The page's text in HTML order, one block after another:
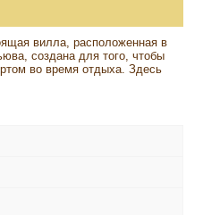
вилла, расположенная в
создана для того, чтобы
во время отдыха. Здесь